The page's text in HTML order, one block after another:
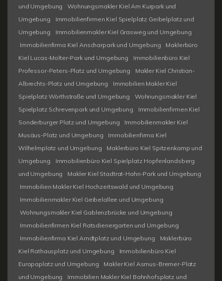
und Umgebung
Wohnungsmakler Kiel Am Kurpark und
Umgebung
Immobilienfirmen Kiel Spielplatz Geibelplatz und
Umgebung
Immobilienmakler Kiel Grasweg und Umgebung
Immobilienfirma Kiel Anscharpark und Umgebung
Maklerbüro
Kiel Lucas-Molter-Park und Umgebung
Immobilienbüro Kiel
Professor-Peters-Platz und Umgebung
Makler Kiel Christian-
Albrechts-Platz und Umgebung
Immobilien Makler Kiel
Spielplatz Wörthstraße und Umgebung
Wohnungsmakler Kiel
Spielplatz Schrevenpark und Umgebung
Immobilienfirmen Kiel
Sonderburger Platz und Umgebung
Immobilienmakler Kiel
Musäus-Platz und Umgebung
Immobilienfirma Kiel
Wilhelmplatz und Umgebung
Maklerbüro Kiel Spitzenkamp und
Umgebung
Immobilienbüro Kiel Spielplatz Hopfenlandsberg
und Umgebung
Makler Kiel Stadtrat-Hahn-Park und Umgebung
Immobilien Makler Kiel Hochzeitswald und Umgebung
Immobilienmakler Kiel Geibelallee und Umgebung
Wohnungsmakler Kiel Gablenzbrücke und Umgebung
Immobilienfirmen Kiel Ratsdienergarten und Umgebung
Immobilienfirma Kiel Arndtplatz und Umgebung
Maklerbüro
Kiel Rathausplatz und Umgebung
Immobilienbüro Kiel
Europaplatz und Umgebung
Makler Kiel Asmus-Bremer-Platz
und Umgebung
Immobilien Makler Kiel Bahnhofsplatz und